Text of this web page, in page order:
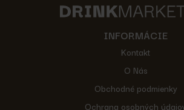
INFORMÁCIE
Kontakt
O Nás
Obchodné podmienky
Ochrana osobných